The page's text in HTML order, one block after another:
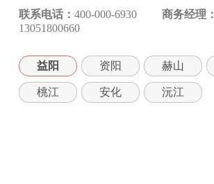
联系电话： 400-000-6930 商务经理：
13051800660
益阳 资阳 赫山
桃江 安化 沅江